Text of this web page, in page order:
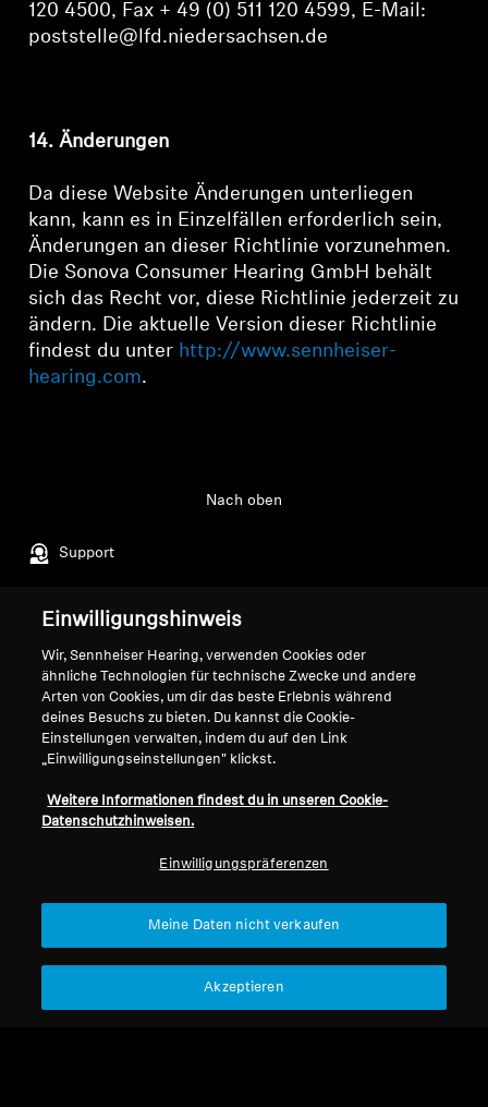
120 4500, Fax + 49 (0) 511 120 4599, E-Mail:
poststelle@lfd.niedersachsen.de
14. Änderungen
Da diese Website Änderungen unterliegen
kann, kann es in Einzelfällen erforderlich sein,
Änderungen an dieser Richtlinie vorzunehmen.
Die Sonova Consumer Hearing GmbH behält
sich das Recht vor, diese Richtlinie jederzeit zu
ändern. Die aktuelle Version dieser Richtlinie
findest du unter http://www.sennheiser-
hearing.com.
Support
Nach oben
Impressum
Vertrag widerrufen
Globale Datenschutzrichtlinie
Allgemeine
Online-Verkäufe an Verbraucher
Koordinierte Richtlinie zur
Karriere bei Sonova
Pressekontakte
Markenbotschafter
Impressum Cookie-Einstellungen
Erklärung zur digitalen Barrierefreiheit
Einwilligungshinweis
Wir, Sennheiser Hearing, verwenden Cookies oder
ähnliche Technologien für technische Zwecke und andere
Arten von Cookies, um dir das beste Erlebnis während
deines Besuchs zu bieten. Du kannst die Cookie-
Einstellungen verwalten, indem du auf den Link
„Einwilligungseinstellungen" klickst.
Weitere Informationen findest du in unseren Cookie-
Datenschutzhinweisen.
Einwilligungspräferenzen
Meine Daten nicht verkaufen
Akzeptieren